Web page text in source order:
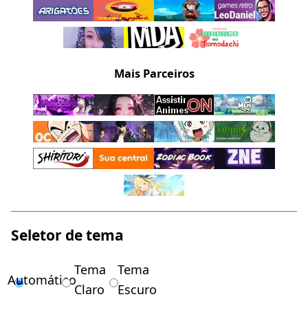
Mais Parceiros
Seletor de tema
Automático
Tema
Claro
Tema
Escuro